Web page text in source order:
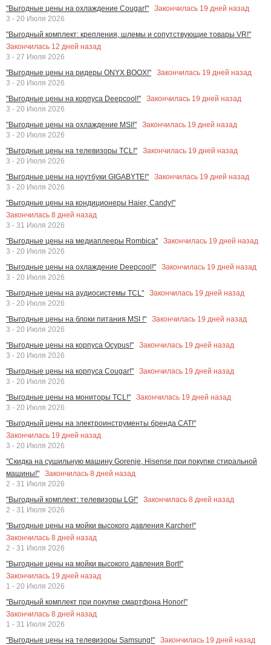
"Выгодные цены на охлаждение Cougar!"
Закончилась 19 дней назад
3 - 20 Июля 2026
"Выгодный комплект: крепления, шлемы и сопутствующие товары VR!"
Закончилась 12 дней назад
3 - 27 Июля 2026
"Выгодные цены на ридеры ONYX BOOX!"
Закончилась 19 дней назад
3 - 20 Июля 2026
"Выгодные цены на корпуса Deepcool!"
Закончилась 19 дней назад
3 - 20 Июля 2026
"Выгодные цены на охлаждение MSI!"
Закончилась 19 дней назад
3 - 20 Июля 2026
"Выгодные цены на телевизоры TCL!"
Закончилась 19 дней назад
3 - 20 Июля 2026
"Выгодные цены на ноутбуки GIGABYTE!"
Закончилась 19 дней назад
3 - 20 Июля 2026
"Выгодные цены на кондиционеры Haier, Candy!"
Закончилась 8 дней назад
3 - 31 Июля 2026
"Выгодные цены на медиаплееры Rombica"
Закончилась 19 дней назад
3 - 20 Июля 2026
"Выгодные цены на охлаждение Deepcool!"
Закончилась 19 дней назад
3 - 20 Июля 2026
"Выгодные цены на аудиосистемы TCL"
Закончилась 19 дней назад
3 - 20 Июля 2026
"Выгодные цены на блоки питания MSI !"
Закончилась 19 дней назад
3 - 20 Июля 2026
"Выгодные цены на корпуса Ocypus!"
Закончилась 19 дней назад
3 - 20 Июля 2026
"Выгодные цены на корпуса Cougar!"
Закончилась 19 дней назад
3 - 20 Июля 2026
"Выгодные цены на мониторы TCL!"
Закончилась 19 дней назад
3 - 20 Июля 2026
"Выгодный цены на электроинструменты бренда CAT!"
Закончилась 19 дней назад
3 - 20 Июля 2026
"Скидка на сушильную машину Gorenje, Hisense при покупке стиральной
машины!"
Закончилась 8 дней назад
2 - 31 Июля 2026
"Выгодный комплект: телевизоры LG!"
Закончилась 8 дней назад
2 - 31 Июля 2026
"Выгодные цены на мойки высокого давления Karcher!"
Закончилась 8 дней назад
2 - 31 Июля 2026
"Выгодные цены на мойки высокого давления Bort!"
Закончилась 19 дней назад
1 - 20 Июля 2026
"Выгодный комплект при покупке смартфона Honor!"
Закончилась 8 дней назад
1 - 31 Июля 2026
"Выгодные цены на телевизоры Samsung!"
Закончилась 19 дней назад